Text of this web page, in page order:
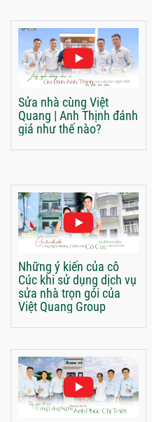
Sửa nhà cùng Việt
Quang | Anh Thịnh đánh
giá như thế nào?
Những ý kiến của cô
Cúc khi sử dụng dịch vụ
sửa nhà trọn gói của
Việt Quang Group